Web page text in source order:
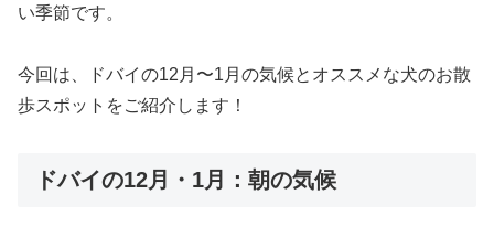
い季節です。
今回は、ドバイの12月〜1月の気候とオススメな犬のお散
歩スポットをご紹介します！
ドバイの12月・1月：朝の気候